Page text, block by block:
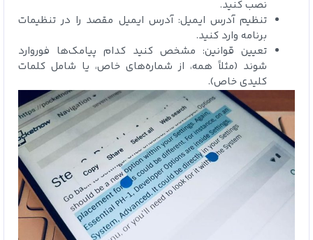
نصب کنید.
تنظیم آدرس ایمیل: آدرس ایمیل مقصد را در تنظیمات
برنامه وارد کنید.
تعیین قوانین: مشخص کنید کدام پیامک‌ها فوروارد
شوند (مثلاً همه، از شماره‌های خاص، یا شامل کلمات
کلیدی خاص).